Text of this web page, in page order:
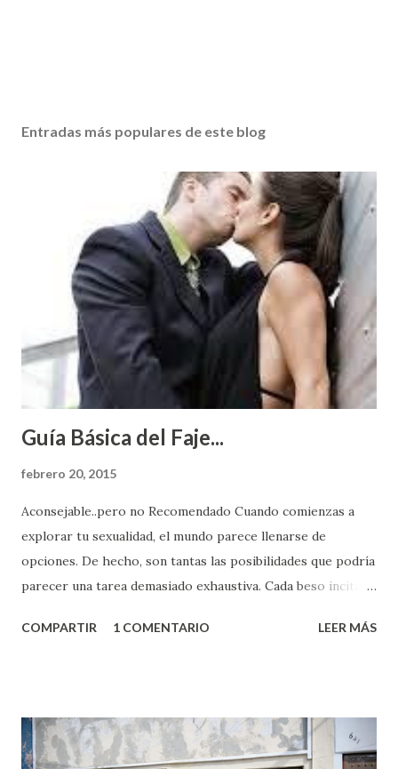
Entradas más populares de este blog
Guía Básica del Faje...
febrero 20, 2015
Aconsejable..pero no Recomendado Cuando comienzas a
explorar tu sexualidad, el mundo parece llenarse de
opciones. De hecho, son tantas las posibilidades que podría
parecer una tarea demasiado exhaustiva. Cada beso incita
partes de ti que jamás hubieras imaginado. El problema es
conoces ni la mitad de lo que deberías saber. Pero incluso
quienes ya han tenido relaciones sexuales no son expertos
COMPARTIR 1 COMENTARIO LEER MÁS